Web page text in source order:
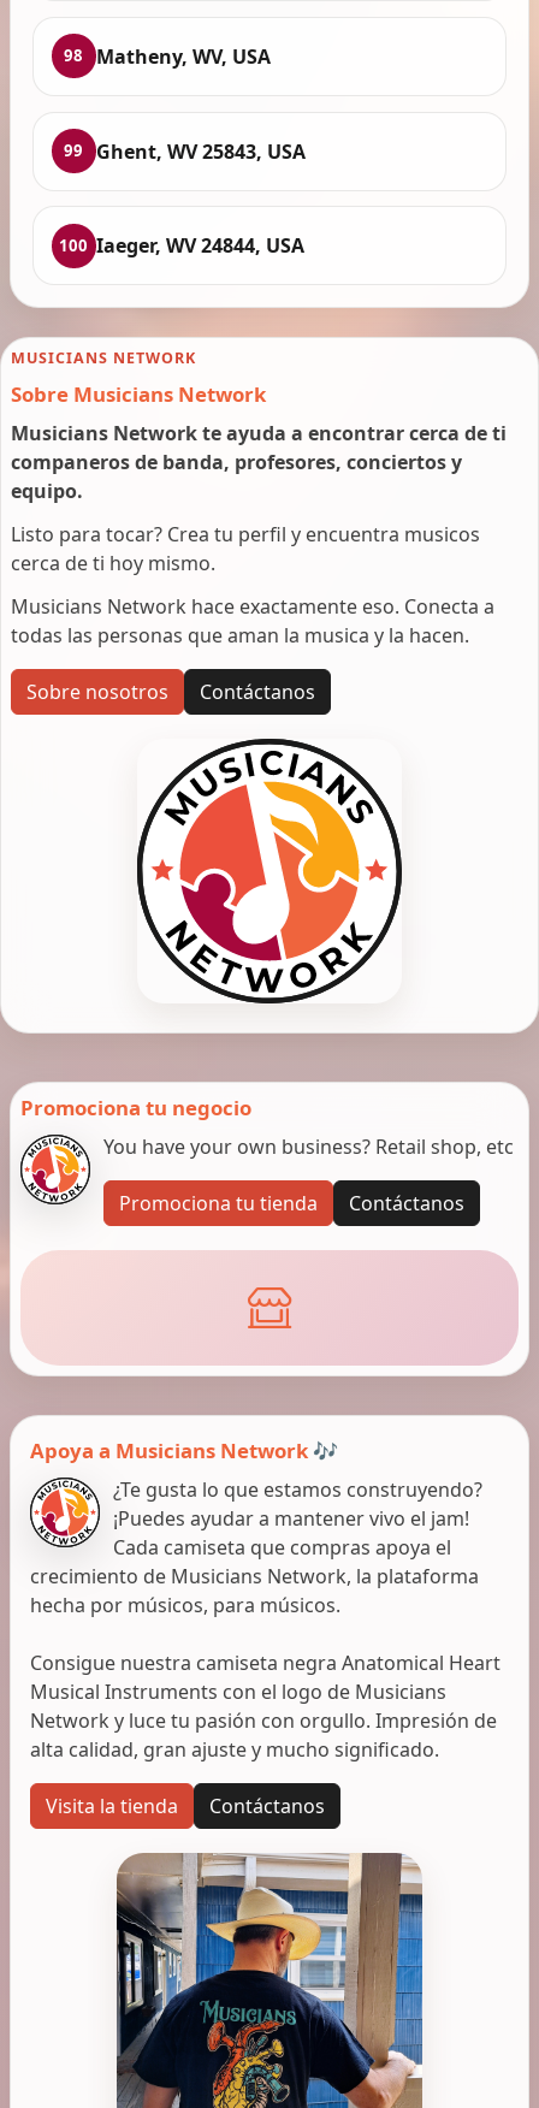
98 Matheny, WV, USA
99 Ghent, WV 25843, USA
100 Iaeger, WV 24844, USA
MUSICIANS NETWORK
Sobre Musicians Network
Musicians Network te ayuda a encontrar cerca de ti
companeros de banda, profesores, conciertos y
equipo.
Listo para tocar? Crea tu perfil y encuentra musicos
cerca de ti hoy mismo.
Musicians Network hace exactamente eso. Conecta a
todas las personas que aman la musica y la hacen.
Sobre nosotros Contáctanos
Promociona tu negocio
You have your own business? Retail shop, etc
Promociona tu tienda Contáctanos
Apoya a Musicians Network 🎶
¿Te gusta lo que estamos construyendo?
¡Puedes ayudar a mantener vivo el jam!
Cada camiseta que compras apoya el
crecimiento de Musicians Network, la plataforma
hecha por músicos, para músicos.
Consigue nuestra camiseta negra Anatomical Heart
Musical Instruments con el logo de Musicians
Network y luce tu pasión con orgullo. Impresión de
alta calidad, gran ajuste y mucho significado.
Visita la tienda Contáctanos